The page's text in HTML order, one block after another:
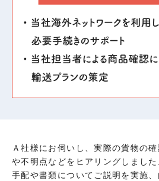
Ａ社様にお伺いし、実際の貨物の
や不明点などをヒアリングしまし
手配や書類についてご説明を実施